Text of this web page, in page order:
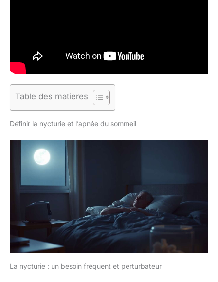
Table des matières
Définir la nycturie et l’apnée du sommeil
La nycturie : un besoin fréquent et perturbateur